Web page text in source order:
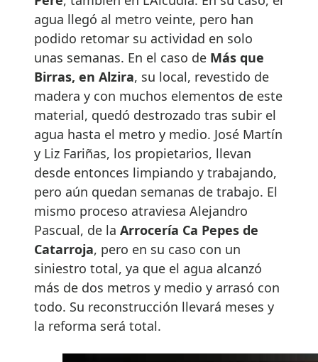
agua llegó al metro veinte, pero han
podido retomar su actividad en solo
unas semanas. En el caso de Más que
Birras, en Alzira, su local, revestido de
madera y con muchos elementos de este
material, quedó destrozado tras subir el
agua hasta el metro y medio. José Martín
y Liz Fariñas, los propietarios, llevan
desde entonces limpiando y trabajando,
pero aún quedan semanas de trabajo. El
mismo proceso atraviesa Alejandro
Pascual, de la Arrocería Ca Pepes de
Catarroja, pero en su caso con un
siniestro total, ya que el agua alcanzó
más de dos metros y medio y arrasó con
todo. Su reconstrucción llevará meses y
la reforma será total.